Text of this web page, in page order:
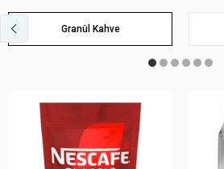
Granül Kahve